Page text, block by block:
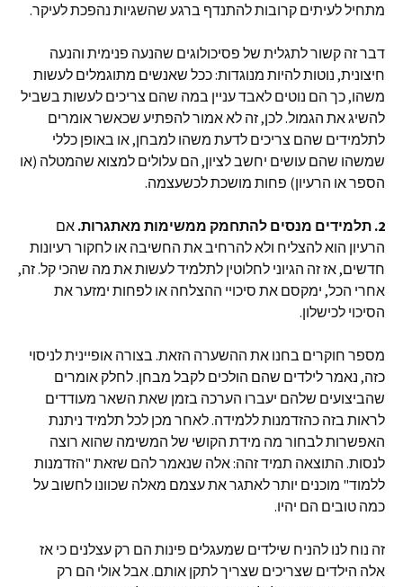
מתחיל לעיתים קרובות להתנדף ברגע שהשגיות נהפכת לעיקר.
דבר זה קשור לתגלית של פסיכולוגים שהנעה פנימית והנעה
חיצונית, נוטות להיות מנוגדות: ככל שאנשים מתוגמלים לעשות
משהו, כך הם נוטים לאבד עניין במה שהם צריכים לעשות בשביל
להשיג את הגמול. לכן, זה לא אמור להפתיע שכאשר אומרים
לתלמידים שהם צריכים לדעת משהו למבחן, או באופן כללי
שמשהו שהם עושים יחשב לציון, הם עלולים למצוא שהמטלה (או
הספר או הרעיון) פחות מושכת לכשעצמה.
2. תלמידים מנסים להתחמק ממשימות מאתגרות. אם
הרעיון הוא להצליח ולא להרחיב את החשיבה או לחקור רעיונות
חדשים, אז זה הגיוני לחלוטין לתלמיד לעשות את מה שהכי קל. זה,
אחרי הכל, ימקסם את סיכויי ההצלחה או לפחות ימזער את
הסיכוי לכישלון.
מספר חוקרים בחנו את ההשערה הזאת. בצורה אופיינית לניסוי
כזה, נאמר לילדים שהם הולכים לקבל מבחן. לחלק אומרים
שהביצועים שלהם יעברו הערכה בזמן שאת השאר מעודדים
לראות בזה כהזדמנות ללמידה. לאחר מכן לכל תלמיד ניתנת
האפשרות לבחור מה מידת הקושי של המשימה שהוא רוצה
לנסות. התוצאה תמיד זהה: אלה שנאמר להם שזאת "הזדמנות
ללמוד" מוכנים יותר לאתגר את עצמם מאלה שכוונו לחשוב על
כמה טובים הם יהיו.
זה נוח לנו להניח שילדים שמעגלים פינות הם רק עצלנים כי אז
אלה הילדים שצריכים שצריך לתקן אותם. אבל אולי הם רק